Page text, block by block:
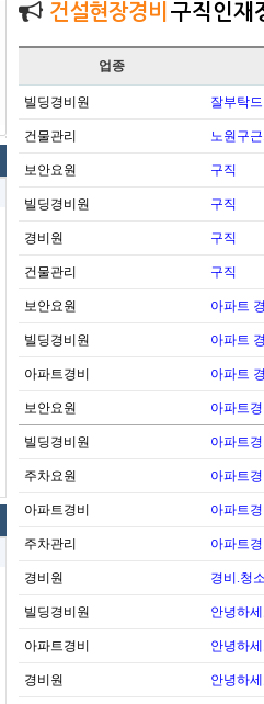
건설현장경비 구직인재
업종
빌딩경비원 잘부탁
건물관리 노원구
보안요원 구직
빌딩경비원 구직
경비원 구직
건물관리 구직
보안요원 아파트
빌딩경비원 아파트
아파트경비 아파트
보안요원 아파트
빌딩경비원 아파트
주차요원 아파트
아파트경비 아파트
주차관리 아파트
경비원 경비.청
빌딩경비원 안녕하
아파트경비 안녕하
경비원 안녕하